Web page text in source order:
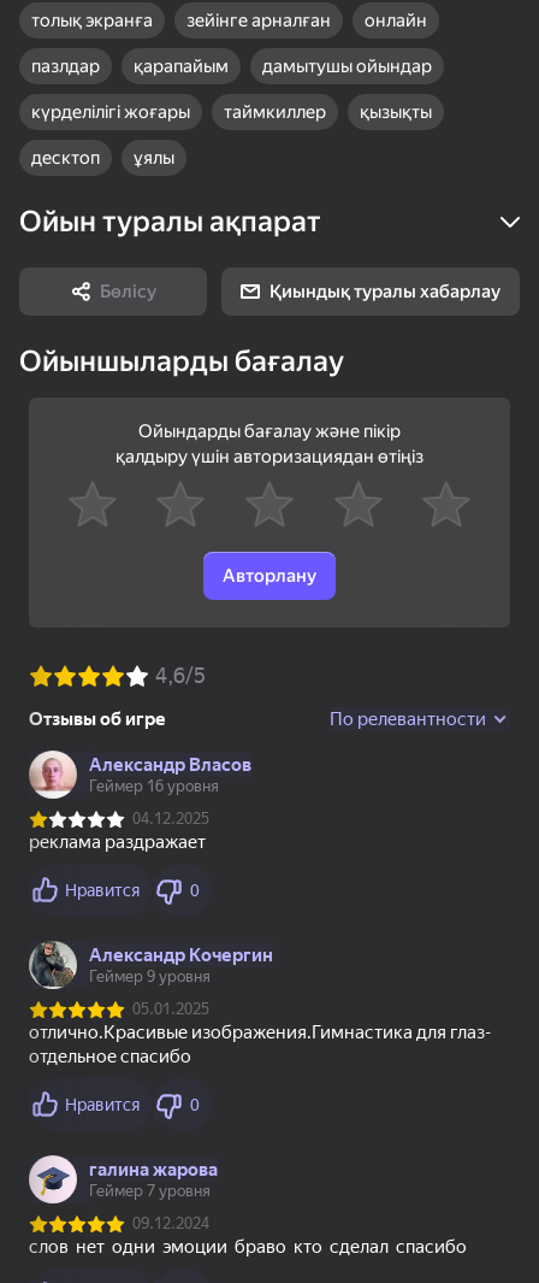
56 18+
Ступеньки Куча
пазлов
Брейнрот: Ферма
Чудес
Dandy world:
Эволюция - Проверь
телефон!
38
Мастер Блоков
Бои Старр
Лапки и Наряды
Игра на память:
Квадратный вызов
72
Зомботрон
Перезагрузка
Морской бой
Адмирал
19
52
63
49
толық экранға зейінге арналған онлайн
пазлдар қарапайым дамытушы ойындар
күрделілігі жоғары таймкиллер қызықты
десктоп ұялы
Ойын туралы ақпарат
Бөлісу Қиындық туралы хабарлау
Ойыншыларды бағалау
Ойындарды бағалау және пікір
қалдыру үшін авторизациядан өтіңіз
Авторлану